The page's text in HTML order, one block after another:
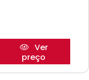
Ver
preço